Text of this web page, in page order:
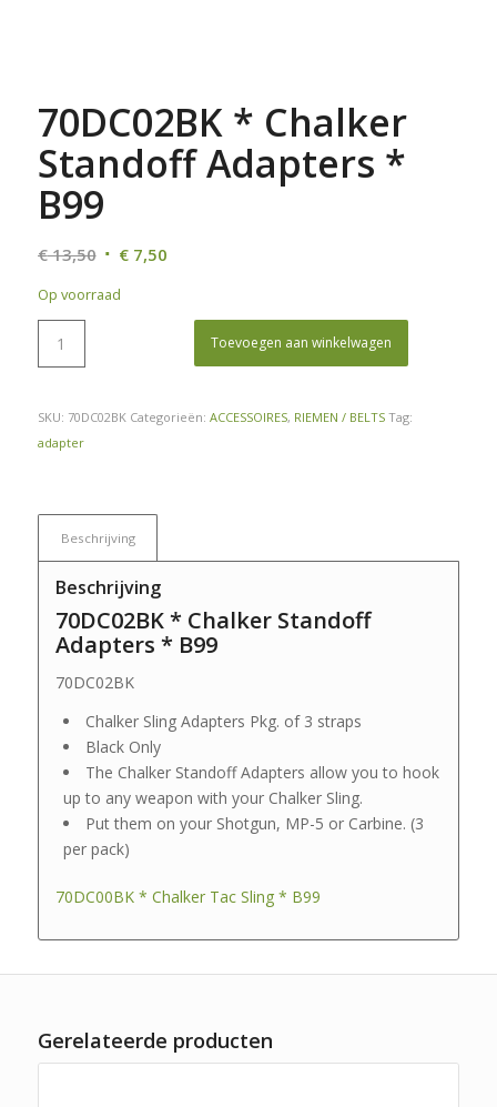
70DC02BK * Chalker
Standoff Adapters *
B99
€13,50 Oorspronkelijke
was:
€7,50Huidige
€ 7,50.
Op voorraad
Toevoegen aan winkelwagen
SKU: 70DC02BK Categorieën: ACCESSOIRES, RIEMEN / BELTS Tag:
adapter
Beschrijving
Beschrijving
70DC02BK * Chalker Standoff
Adapters * B99
70DC02BK
Chalker Sling Adapters Pkg. of 3 straps
Black Only
The Chalker Standoff Adapters allow you to hook
up to any weapon with your Chalker Sling.
Put them on your Shotgun, MP-5 or Carbine. (3
per pack)
70DC00BK * Chalker Tac Sling * B99
Gerelateerde producten